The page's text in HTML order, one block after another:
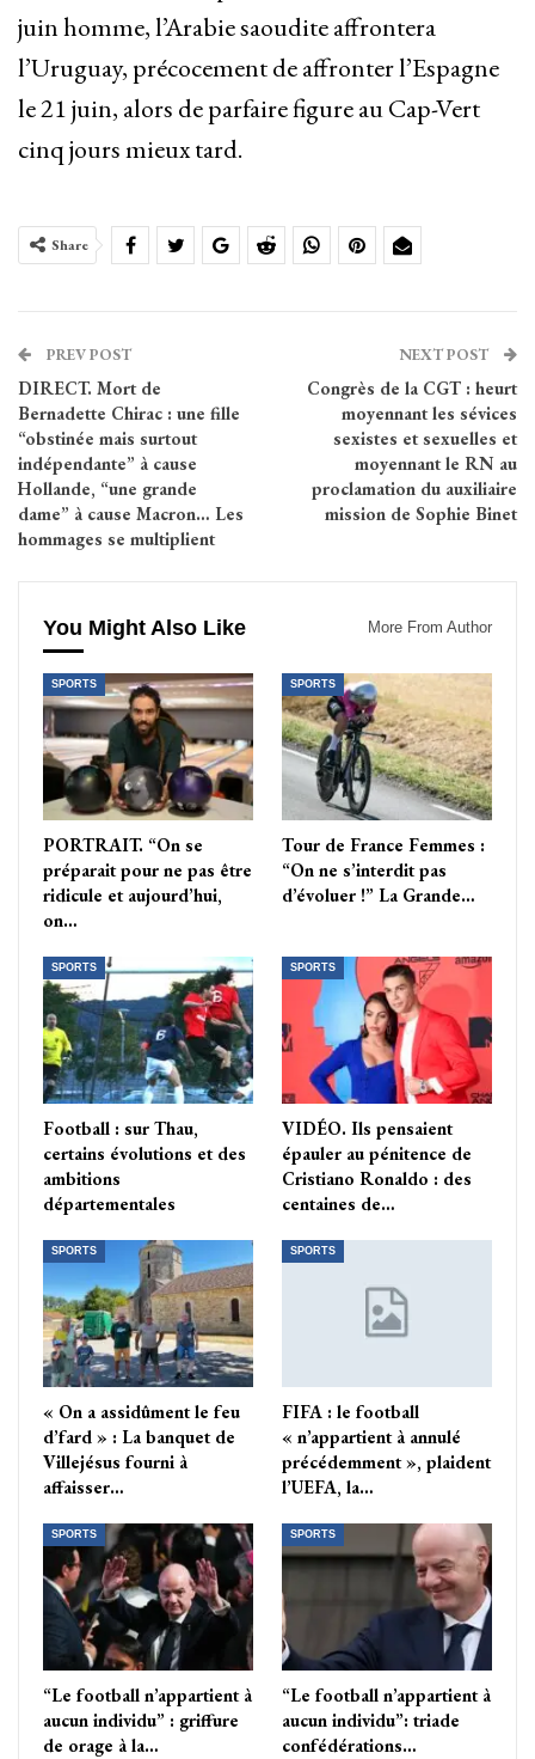
juin homme, l’Arabie saoudite affrontera
l’Uruguay, précocement de affronter l’Espagne
le 21 juin, alors de parfaire figure au Cap-Vert
cinq jours mieux tard.
Share
PREV POST
DIRECT. Mort de
Bernadette Chirac : une fille
“obstinée mais surtout
indépendante” à cause
Hollande, “une grande
dame” à cause Macron… Les
hommages se multiplient
NEXT POST
Congrès de la CGT : heurt
moyennant les sévices
sexistes et sexuelles et
moyennant le RN au
proclamation du auxiliaire
mission de Sophie Binet
You Might Also Like More From Author
SPORTS
PORTRAIT. “On se
préparait pour ne pas être
ridicule et aujourd’hui,
on…
SPORTS
Tour de France Femmes :
“On ne s’interdit pas
d’évoluer !” La Grande…
SPORTS
Football : sur Thau,
certains évolutions et des
ambitions
départementales
SPORTS
VIDÉO. Ils pensaient
épauler au pénitence de
Cristiano Ronaldo : des
centaines de…
SPORTS
« On a assidûment le feu
d’fard » : La banquet de
Villejésus fourni à
affaisser…
SPORTS
FIFA : le football
« n’appartient à annulé
précédemment », plaident
l’UEFA, la…
SPORTS
“Le football n’appartient à
aucun individu” : griffure
de orage à la…
SPORTS
“Le football n’appartient à
aucun individu”: triade
confédérations…